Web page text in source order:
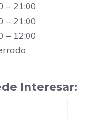
– 21:00
– 21:00
– 12:00
Interesar: